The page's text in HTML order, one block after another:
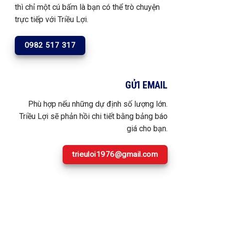
thì chỉ một cú bấm là bạn có thể trò chuyện
trực tiếp với Triều Lợi.
0982 517 317
GỬI EMAIL
Phù hợp nếu những dự định số lượng lớn.
Triều Lợi sẽ phản hồi chi tiết bằng bảng báo
giá cho bạn.
trieuloi1976@gmail.com